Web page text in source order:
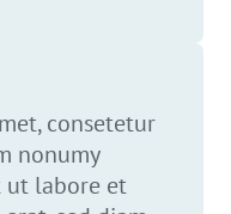
consetetur
nonumy
labore et